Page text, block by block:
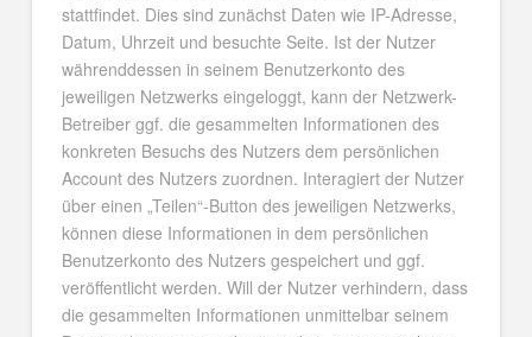
stattfindet. Dies sind zunächst Daten wie IP-Adresse,
Datum, Uhrzeit und besuchte Seite. Ist der Nutzer
währenddessen in seinem Benutzerkonto des
jeweiligen Netzwerks eingeloggt, kann der Netzwerk-
Betreiber ggf. die gesammelten Informationen des
konkreten Besuchs des Nutzers dem persönlichen
Account des Nutzers zuordnen. Interagiert der Nutzer
über einen „Teilen“-Button des jeweiligen Netzwerks,
können diese Informationen in dem persönlichen
Benutzerkonto des Nutzers gespeichert und ggf.
veröffentlicht werden. Will der Nutzer verhindern, dass
die gesammelten Informationen unmittelbar seinem